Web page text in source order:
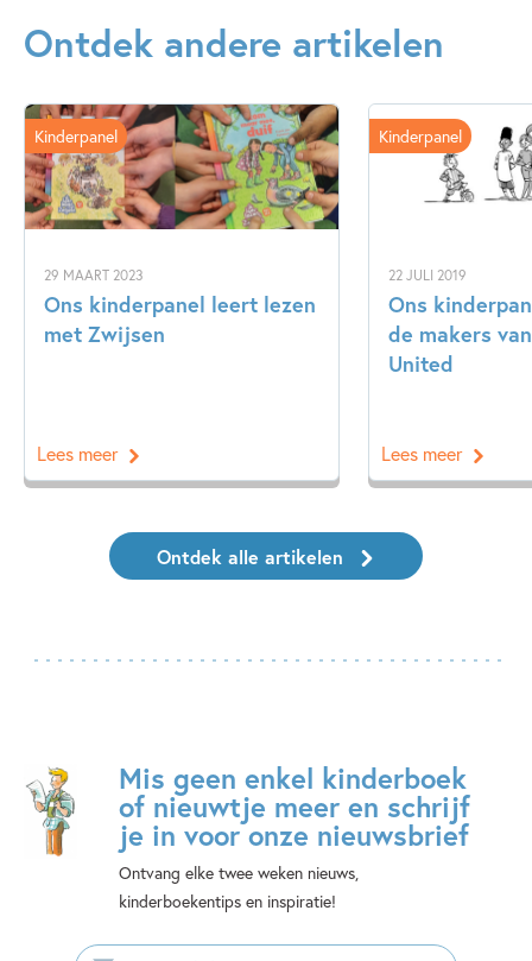
Ontdek andere artikelen
29 MAART 2023
Ons kinderpanel leert lezen
met Zwijsen
Kinderpanel
Lees meer
22 JULI 2019
Ons
de makers
United
Kinderpanel
Lees meer
Ontdek alle artikelen
Mis geen enkel kinderboek
of nieuwtje meer en schrijf
je in voor onze nieuwsbrief
Ontvang elke twee weken nieuws,
kinderboekentips en inspiratie!
E-